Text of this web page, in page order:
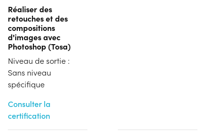
Réaliser des
retouches et des
compositions
d'images avec
Photoshop (Tosa)
Niveau de sortie :
Sans niveau
spécifique
Consulter la
certification